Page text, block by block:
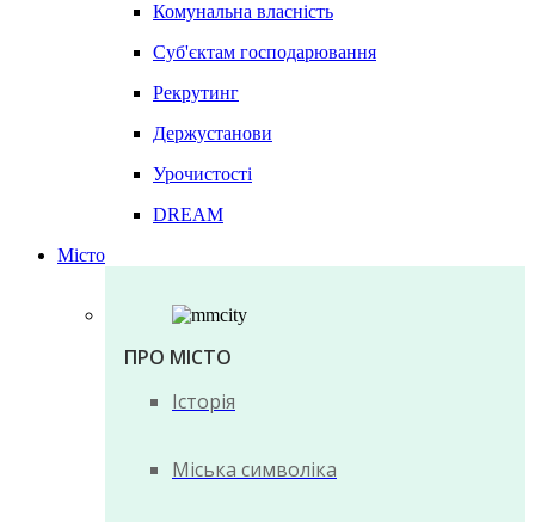
Комунальна власність
Суб'єктам господарювання
Рекрутинг
Держустанови
Урочистості
DREAM
Місто
ПРО МІСТО
Історія
Міська символіка